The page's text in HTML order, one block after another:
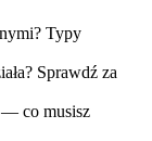
Typy
Sprawdź za
— co musisz